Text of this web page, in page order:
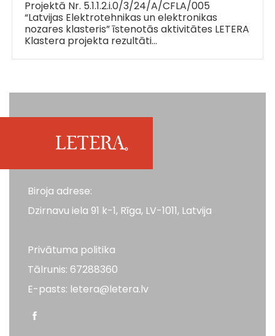
Projektā Nr. 5.1.1.2.i.0/3/24/A/CFLA/005
“Latvijas Elektrotehnikas un elektronikas
nozares klasteris” īstenotās aktivitātes LETERA
Klastera projekta rezultāti…
Biroja adrese:
Dzirnavu iela 91 k-1, Rīga, LV-1011, Latvija
Privātuma politika
Tālrunis: 67288360
E-pasts: letera@letera.lv